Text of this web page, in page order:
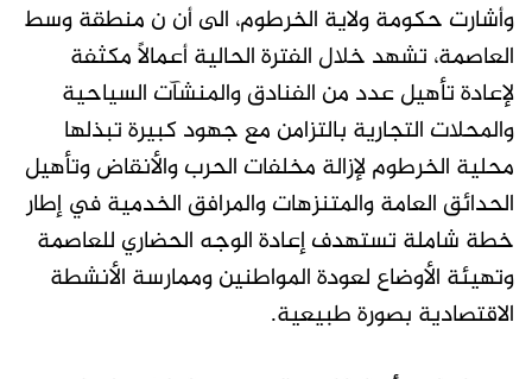
وأشارت حكومة ولاية الخرطوم، الى أن ن منطقة وسط
العاصمة، تشهد خلال الفترة الحالية أعمالاً مكثفة
لإعادة تأهيل عدد من الفنادق والمنشآت السياحية
والمحلات التجارية بالتزامن مع جهود كبيرة تبذلها
محلية الخرطوم لإزالة مخلفات الحرب والأنقاض وتأهيل
الحدائق العامة والمتنزهات والمرافق الخدمية في إطار
خطة شاملة تستهدف إعادة الوجه الحضاري للعاصمة
وتهيئة الأوضاع لعودة المواطنين وممارسة الأنشطة
الاقتصادية بصورة طبيعية.